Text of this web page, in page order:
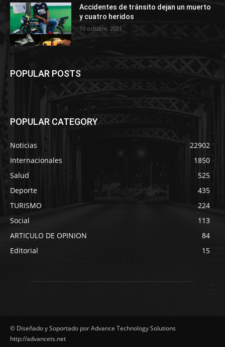
Accidentes de tránsito dejan un muerto
y cuatro heridos
10 octubre, 2021
POPULAR POSTS
POPULAR CATEGORY
Noticias
22902
Internacionales
1850
Salud
525
Deporte
435
TURISMO
224
Social
113
ARTICULO DE OPINION
84
Editorial
15
© Diseñado y Soportado por Advance Technology Solutions
http://advancets.net